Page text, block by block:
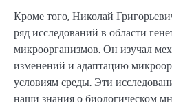
Кроме того, Николай
ряд исследований в области
микроорганизмов. Он изучал
изменений и адаптацию
условиям среды. Эти
наши знания о биологическом